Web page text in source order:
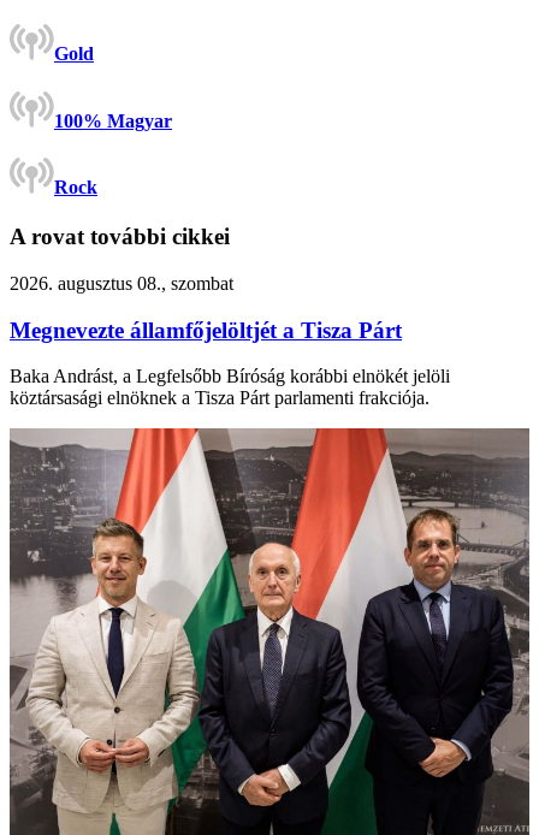
Gold
100% Magyar
Rock
A rovat további cikkei
2026. augusztus 08., szombat
Megnevezte államfőjelöltjét a Tisza Párt
Baka Andrást, a Legfelsőbb Bíróság korábbi elnökét jelöli
köztársasági elnöknek a Tisza Párt parlamenti frakciója.